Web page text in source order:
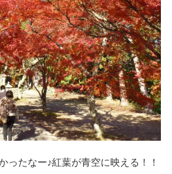
ったなー♪紅葉が青空に映える！！